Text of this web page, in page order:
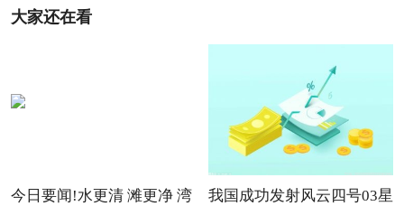
大家还在看
今日要闻!水更清 滩更净 湾
我国成功发射风云四号03星